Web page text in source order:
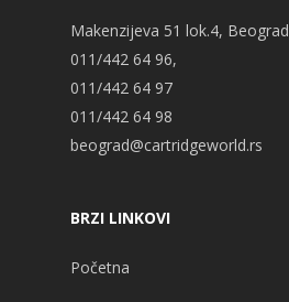
Makenzijeva 51 lok.4, Beograd
011/442 64 96,
011/442 64 97
011/442 64 98
beograd@cartridgeworld.rs
BRZI LINKOVI
Početna